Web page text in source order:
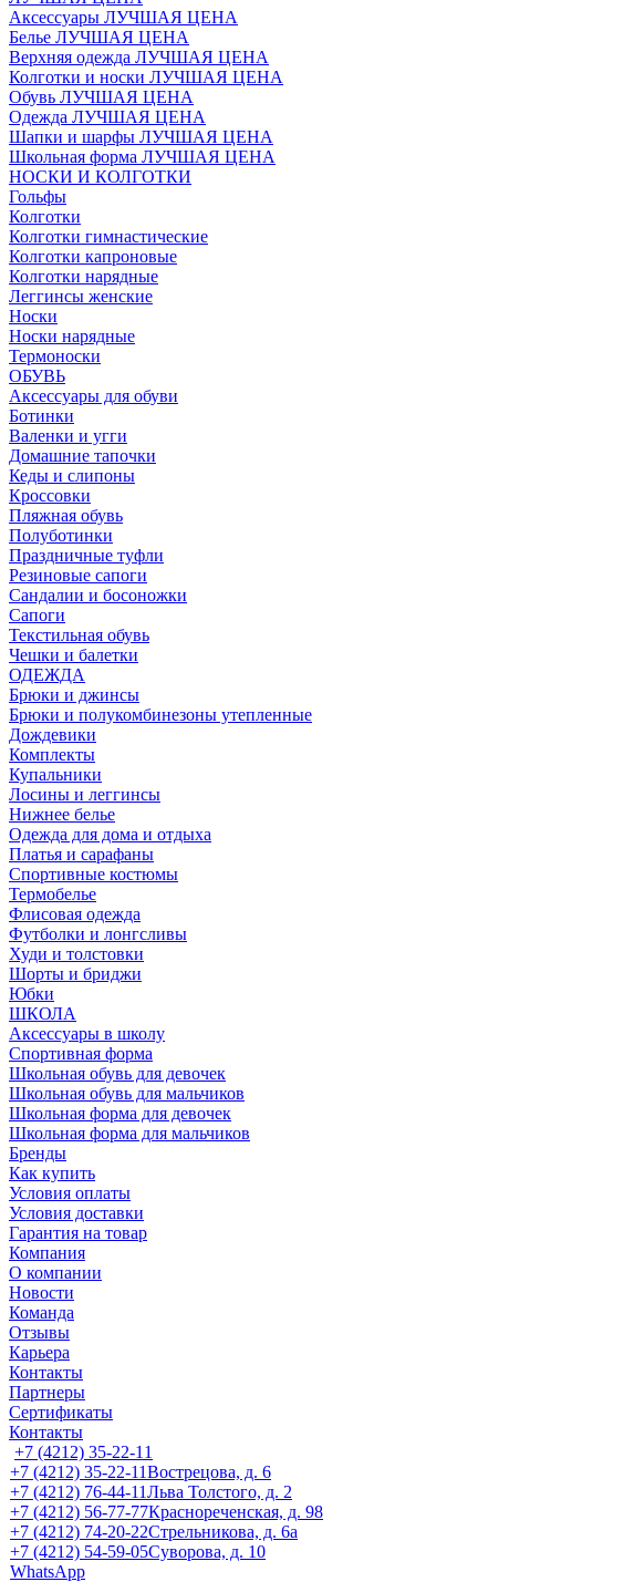
Аксессуары ЛУЧШАЯ ЦЕНА
Белье ЛУЧШАЯ ЦЕНА
Верхняя одежда ЛУЧШАЯ ЦЕНА
Колготки и носки ЛУЧШАЯ ЦЕНА
Обувь ЛУЧШАЯ ЦЕНА
Одежда ЛУЧШАЯ ЦЕНА
Шапки и шарфы ЛУЧШАЯ ЦЕНА
Школьная форма ЛУЧШАЯ ЦЕНА
НОСКИ И КОЛГОТКИ
Гольфы
Колготки
Колготки гимнастические
Колготки капроновые
Колготки нарядные
Леггинсы женские
Носки
Носки нарядные
Термоноски
ОБУВЬ
Аксессуары для обуви
Ботинки
Валенки и угги
Домашние тапочки
Кеды и слипоны
Кроссовки
Пляжная обувь
Полуботинки
Праздничные туфли
Резиновые сапоги
Сандалии и босоножки
Сапоги
Текстильная обувь
Чешки и балетки
ОДЕЖДА
Брюки и джинсы
Брюки и полукомбинезоны утепленные
Дождевики
Комплекты
Купальники
Лосины и леггинсы
Нижнее белье
Одежда для дома и отдыха
Платья и сарафаны
Спортивные костюмы
Термобелье
Флисовая одежда
Футболки и лонгсливы
Худи и толстовки
Шорты и бриджи
Юбки
ШКОЛА
Аксессуары в школу
Спортивная форма
Школьная обувь для девочек
Школьная обувь для мальчиков
Школьная форма для девочек
Школьная форма для мальчиков
Бренды
Как купить
Условия оплаты
Условия доставки
Гарантия на товар
Компания
О компании
Новости
Команда
Отзывы
Карьера
Контакты
Партнеры
Сертификаты
Контакты
+7 (4212) 35-22-11
+7 (4212) 35-22-11Вострецова, д. 6
+7 (4212) 76-44-11Льва Толстого, д. 2
+7 (4212) 56-77-77Краснореченская, д. 98
+7 (4212) 74-20-22Стрельникова, д. 6а
+7 (4212) 54-59-05Суворова, д. 10
WhatsApp